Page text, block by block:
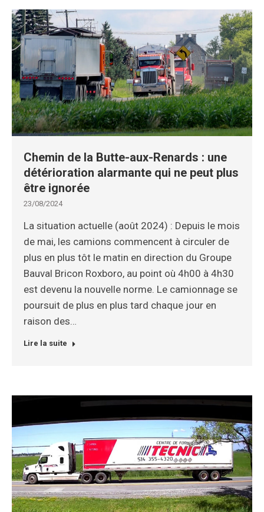
Chemin de la Butte-aux-Renards : une
détérioration alarmante qui ne peut plus
être ignorée
23/08/2024
La situation actuelle (août 2024) : Depuis le mois
de mai, les camions commencent à circuler de
plus en plus tôt le matin en direction du Groupe
Bauval Bricon Roxboro, au point où 4h00 à 4h30
est devenu la nouvelle norme. Le camionnage se
poursuit de plus en plus tard chaque jour en
raison des…
Lire la suite